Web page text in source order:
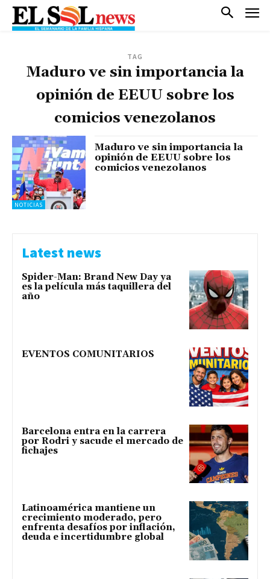
TAG
Maduro ve sin importancia la
opinión de EEUU sobre los
comicios venezolanos
NOTICIAS
Maduro ve sin importancia la
opinión de EEUU sobre los
comicios venezolanos
Latest news
Spider-Man: Brand New Day ya
es la película más taquillera del
año
EVENTOS COMUNITARIOS
Barcelona entra en la carrera
por Rodri y sacude el mercado de
fichajes
Latinoamérica mantiene un
crecimiento moderado, pero
enfrenta desafíos por inflación,
deuda e incertidumbre global